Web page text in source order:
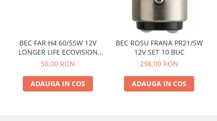
BEC FAR H4 60/55W 12V
LONGER LIFE ECOVISION
PHILIPS
50,00 RON
ADAUGA IN COS
BEC ROSU FRANA PR21/5W
12V SET 10 BUC
298,00 RON
ADAUGA IN COS